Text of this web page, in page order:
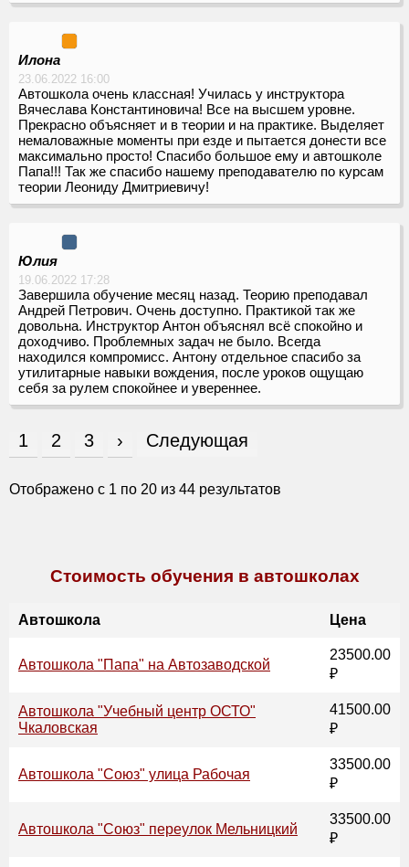
Илона
23.06.2022 16:00
Автошкола очень классная! Училась у инструктора
Вячеслава Константиновича! Все на высшем уровне.
Прекрасно объясняет и в теории и на практике. Выделяет
немаловажные моменты при езде и пытается донести все
максимально просто! Спасибо большое ему и автошколе
Папа!!! Так же спасибо нашему преподавателю по курсам
теории Леониду Дмитриевичу!
Юлия
19.06.2022 17:28
Завершила обучение месяц назад. Теорию преподавал
Андрей Петрович. Очень доступно. Практикой так же
довольна. Инструктор Антон объяснял всё спокойно и
доходчиво. Проблемных задач не было. Всегда
находился компромисс. Антону отдельное спасибо за
утилитарные навыки вождения, после уроков ощущаю
себя за рулем спокойнее и увереннее.
1 2 3 › Следующая
Отображено с 1 по 20 из 44 результатов
Стоимость обучения в автошколах
Автошкола Цена
Автошкола "Папа" на Автозаводской
23500.00
₽
Автошкола "Учебный центр ОСТО"
Чкаловская
41500.00
₽
Автошкола "Союз" улица Рабочая
33500.00
₽
Автошкола "Союз" переулок Мельницкий
33500.00
₽